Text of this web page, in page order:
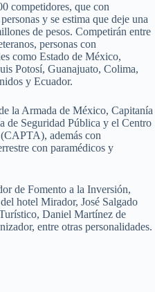
competidores, que con
y se estima que deje una
de pesos. Competirán entre
personas con
como Estado de México,
Potosí, Guanajuato, Colima,
y Ecuador.
la Armada de México, Capitanía
de Seguridad Pública y el Centro
además con
con paramédicos y
de Fomento a la Inversión,
hotel Mirador, José Salgado
Daniel Martínez de
entre otras personalidades.